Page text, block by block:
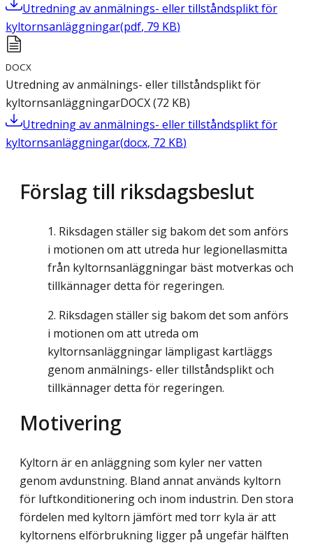
Utredning av anmälnings- eller tillståndsplikt för
kyltornsanläggningar(pdf, 79 KB)
DOCX
Utredning av anmälnings- eller tillståndsplikt för
kyltornsanläggningarDOCX(72 KB)
Utredning av anmälnings- eller tillståndsplikt för
kyltornsanläggningar(docx, 72 KB)
Förslag till riksdagsbeslut
Riksdagen ställer sig bakom det som anförs
i motionen om att utreda hur legionellasmitta
från kyltornsanläggningar bäst motverkas och
tillkännager detta för regeringen.
Riksdagen ställer sig bakom det som anförs
i motionen om att utreda om
kyltornsanläggningar lämpligast kartläggs
genom anmälnings- eller tillståndsplikt och
tillkännager detta för regeringen.
Motivering
Kyltorn är en anläggning som kyler ner vatten
genom avdunstning. Bland annat används kyltorn
för luftkonditionering och inom industrin. Den stora
fördelen med kyltorn jäm­fört med torr kyla är att
kyltornens elförbrukning ligger på ungefär hälften